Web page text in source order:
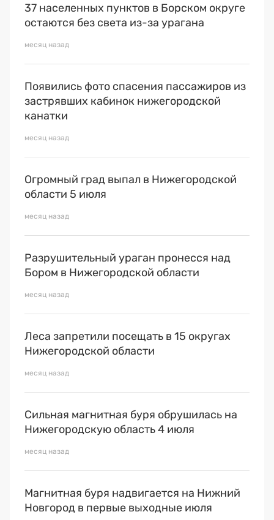
37 населенных пунктов в Борском округе
остаются без света из-за урагана
месяц назад
Появились фото спасения пассажиров из
застрявших кабинок нижегородской
канатки
месяц назад
Огромный град выпал в Нижегородской
области 5 июля
месяц назад
Разрушительный ураган пронесся над
Бором в Нижегородской области
месяц назад
Леса запретили посещать в 15 округах
Нижегородской области
месяц назад
Сильная магнитная буря обрушилась на
Нижегородскую область 4 июля
месяц назад
Магнитная буря надвигается на Нижний
Новгород в первые выходные июля